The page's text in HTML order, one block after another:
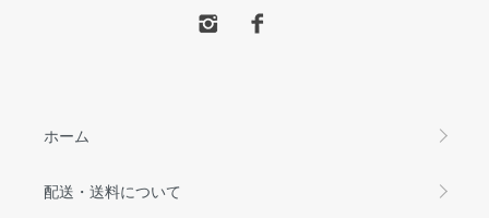
ホーム
配送・送料について